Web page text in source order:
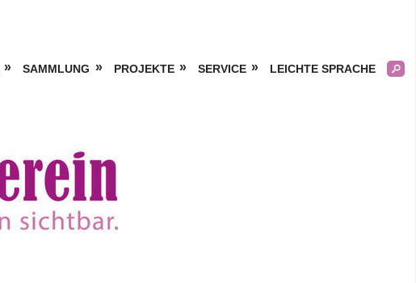
SAMMLUNG PROJEKTE SERVICE LEICHTE SPRACHE